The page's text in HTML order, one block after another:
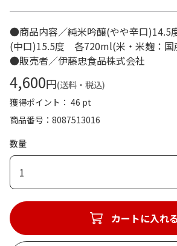
●商品内容／純米吟醸(やや辛口
(中口)15.5度 各720ml(米・米麹：
●販売者／伊藤忠食品株式会社
4,600円(送料・税込)
獲得ポイント： 46 pt
商品番号
8087513016
数量
1
カートに入れる